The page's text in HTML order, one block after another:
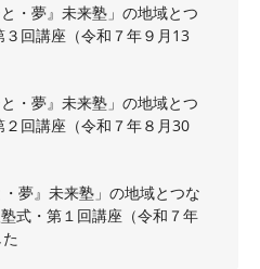
・夢』未来塾」の地域とつ
回講座（令和７年９月13
・夢』未来塾」の地域とつ
回講座（令和７年８月30
夢』未来塾」の地域とつな
式・第１回講座（令和７年